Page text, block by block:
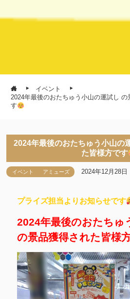
イベント
2024年最後のおたちゅう小山の運試し
す
2024年最後のおたちゅう小山の
た皆様方です
イベント アミューズ 2024年12月28日
プライズ担当よりお知らせです
2024年最後のおたちゅ
の景品獲得された皆様